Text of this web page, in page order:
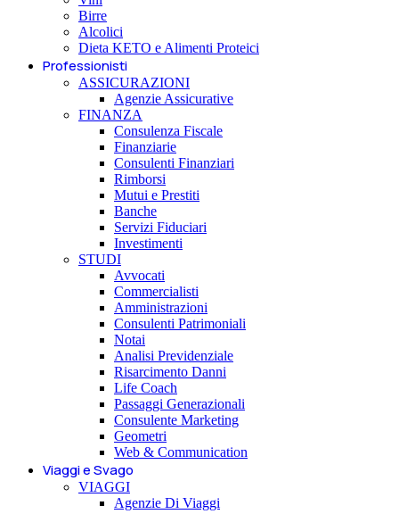
Birre
Alcolici
Dieta KETO e Alimenti Proteici
Professionisti
ASSICURAZIONI
Agenzie Assicurative
FINANZA
Consulenza Fiscale
Finanziarie
Consulenti Finanziari
Rimborsi
Mutui e Prestiti
Banche
Servizi Fiduciari
Investimenti
STUDI
Avvocati
Commercialisti
Amministrazioni
Consulenti Patrimoniali
Notai
Analisi Previdenziale
Risarcimento Danni
Life Coach
Passaggi Generazionali
Consulente Marketing
Geometri
Web & Communication
Viaggi e Svago
VIAGGI
Agenzie Di Viaggi